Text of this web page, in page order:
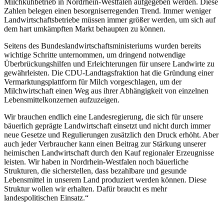
Zahlen belegen einen besorgniserregenden Trend. Immer weniger
Landwirtschaftsbetriebe müssen immer größer werden, um sich auf
dem hart umkämpften Markt behaupten zu können.
Seitens des Bundeslandwirtschaftsministeriums wurden bereits
wichtige Schritte unternommen, um dringend notwendige
Überbrückungshilfen und Erleichterungen für unsere Landwirte zu
gewährleisten. Die CDU-Landtagsfraktion hat die Gründung einer
Vermarktungsplattform für Milch vorgeschlagen, um der
Milchwirtschaft einen Weg aus ihrer Abhängigkeit von einzelnen
Lebensmittelkonzernen aufzuzeigen.
Wir brauchen endlich eine Landesregierung, die sich für unsere
bäuerlich geprägte Landwirtschaft einsetzt und nicht durch immer
neue Gesetze und Regulierungen zusätzlich den Druck erhöht. Aber
auch jeder Verbraucher kann einen Beitrag zur Stärkung unserer
heimischen Landwirtschaft durch den Kauf regionaler Erzeugnisse
leisten. Wir haben in Nordrhein-Westfalen noch bäuerliche
Strukturen, die sicherstellen, dass bezahlbare und gesunde
Lebensmittel in unserem Land produziert werden können. Diese
Struktur wollen wir erhalten. Dafür braucht es mehr
landespolitischen Einsatz.“